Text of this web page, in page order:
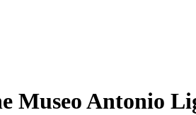
Museo Antonio